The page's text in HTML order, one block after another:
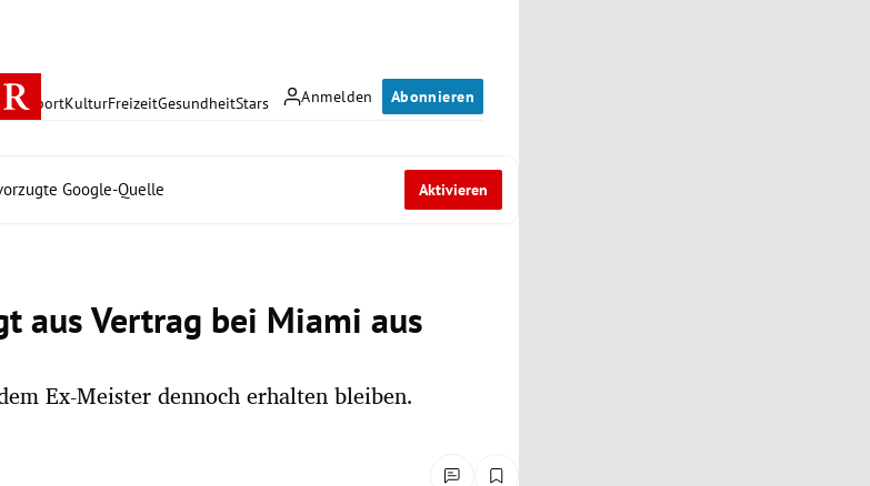
Anmelden Abonnieren
SportKulturFreizeitGesundheitStars
Google-Quelle Aktivieren
aus Vertrag bei Miami aus
Ex-Meister dennoch erhalten bleiben.